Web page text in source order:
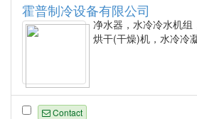
霍普制冷设备有限公司
净水器，水冷冷水机组
烘干(干燥)机，水冷冷
Contact